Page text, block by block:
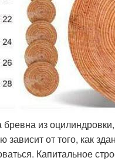
из
зависит от того, как
Капитальное